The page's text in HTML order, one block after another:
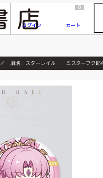
『ONE PIECE magazine 021 ONE PIECEカード付き同梱版』発売延期のご案内
ログイン
0
カート
崩壊：スターレイル ミスターフク郎